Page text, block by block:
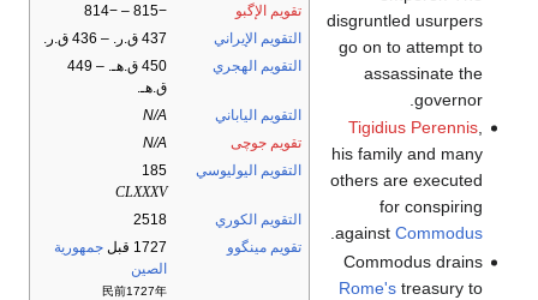
تقويم الإگبو
−815 – −814
التقويم الإيراني
437 ق.ر. – 436 ق.ر.
التقويم الهجري
450 ق.هـ. – 449
ق.هـ.
التقويم الياباني
N/A
تقويم جوچى
N/A
التقويم اليوليوسي
185
CLXXXV
التقويم الكوري
2518
تقويم مينگوو
1727 قبل
جمهورية
الصين
民前1727年
disgruntled usurpers
go on to attempt to
assassinate the
governor.
Tigidius Perennis,
his family and many
others are executed
for conspiring
against Commodus
.
Commodus drains
Rome'streasury to